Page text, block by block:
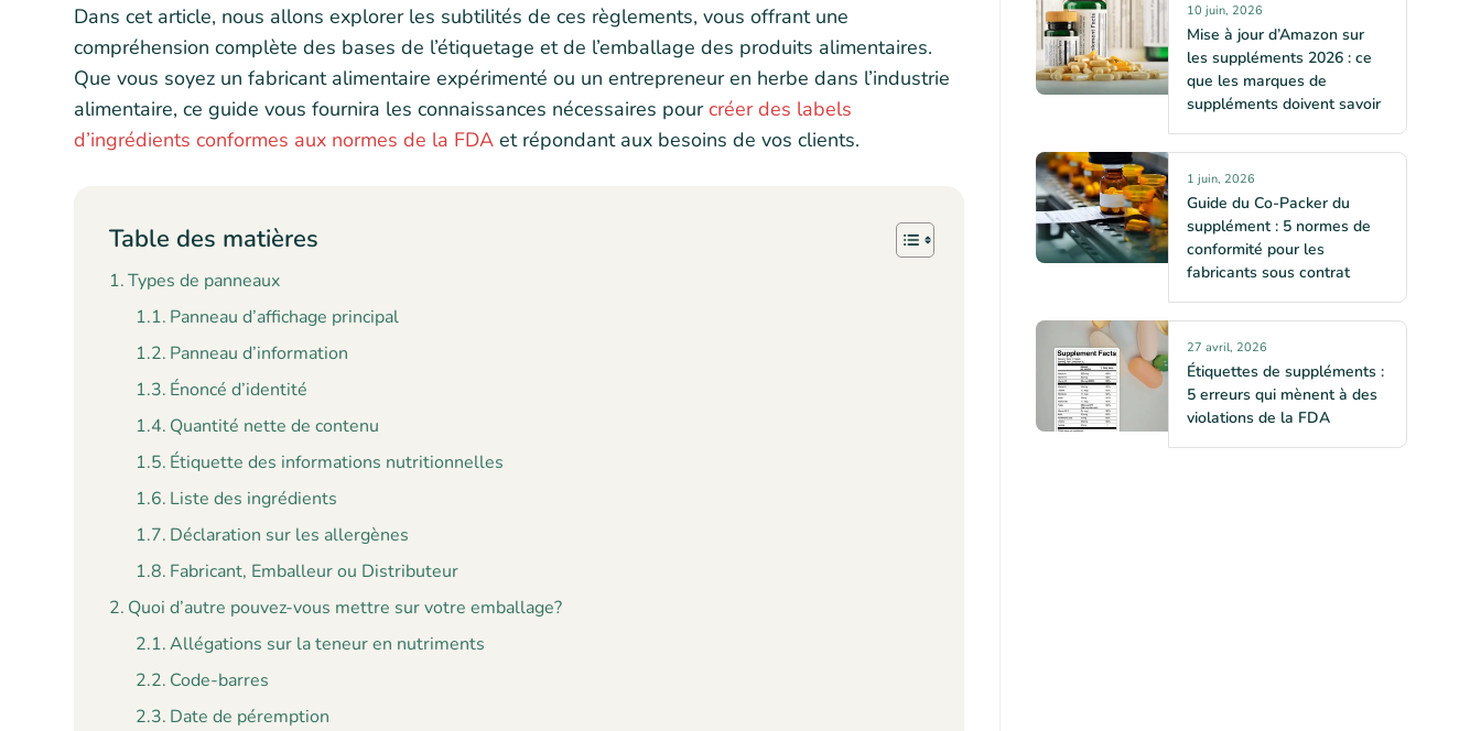
Dans cet article, nous allons explorer les subtilités de ces règlements, vous offrant une
compréhension complète des bases de l’étiquetage et de l’emballage des produits alimentaires.
Que vous soyez un fabricant alimentaire expérimenté ou un entrepreneur en herbe dans l’industrie
alimentaire, ce guide vous fournira les connaissances nécessaires pourcréer des labels
d’ingrédients conformes aux normes de la FDA et répondant aux besoins de vos clients.
Table des matières
Types de panneaux
Panneau d’affichage principal
Panneau d’information
Énoncé d’identité
Quantité nette de contenu
Étiquette des informations nutritionnelles
Liste des ingrédients
Déclaration sur les allergènes
Fabricant, Emballeur ou Distributeur
Quoi d’autre pouvez-vous mettre sur votre emballage?
Allégations sur la teneur en nutriments
Code-barres
Date de péremption
10 juin, 2026
Mise à jour d’Amazon sur
les suppléments 2026 : ce
que les marques de
suppléments doivent savoir
1 juin, 2026
Guide du Co-Packer du
supplément : 5 normes de
conformité pour les
fabricants sous contrat
27 avril, 2026
Étiquettes de suppléments :
5 erreurs qui mènent à des
violations de la FDA